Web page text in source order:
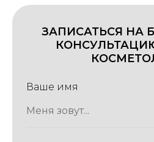
ЗАПИСАТЬСЯ НА
Ваше имя